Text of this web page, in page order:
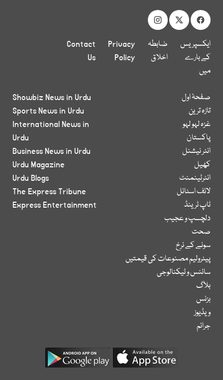
ایکسپریس
کے بارے
میں
ضابطہ
اخلاق
Privacy
Policy
Contact
Us
صفحۂ اول
تازہ ترین
غزہ لہو لہو
پاکستان
انٹر نیشنل
کھیل
انٹرٹینمنٹ
لائف اسٹائل
ٹاپ ٹرینڈ
دلچسپ و عجیب
صحت
سونے کے نرخ
پیٹرولیم مصنوعات کی قیمتیں
سائنس و ٹیکنالوجی
بلاگ
بزنس
ویڈیوز
جرائم
Showbiz News in Urdu
Sports News in Urdu
International News in
Urdu
Business News in Urdu
Urdu Magazine
Urdu Blogs
The Express Tribune
Express Entertainment